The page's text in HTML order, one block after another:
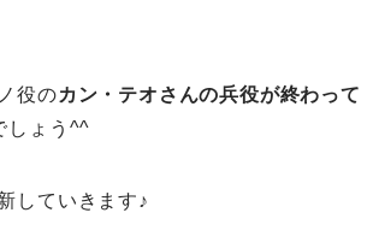
役のカン・テオさんの兵役が終わって
しょう^^
していきます♪